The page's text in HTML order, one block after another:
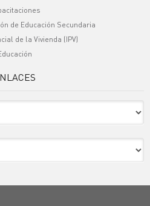
de Educación Secundaria
de la Vivienda (IPV)